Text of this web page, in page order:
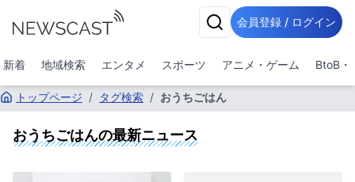
会員登録 / ログイン
新着 地域検索 エンタメ スポーツ アニメ・ゲーム BtoB・
トップページ / タグ検索 / おうちごはん
おうちごはんの最新ニュース